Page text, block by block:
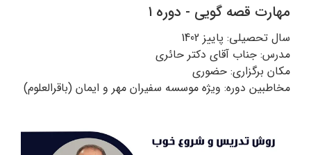
مهارت قصه گویی - دوره ۱
سال تحصیلی: پاییز 1402
مدرس: جناب آقای دکتر حائری
مکان برگزاری: حضوری
مخاطبین دوره: ویژه موسسه سفیران مهر و ایمان (باقرالعلوم)